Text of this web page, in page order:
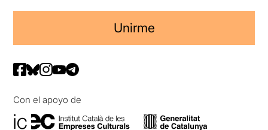
Unirme
Con el apoyo de